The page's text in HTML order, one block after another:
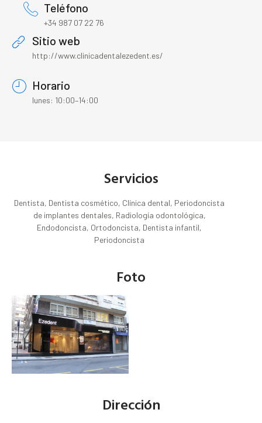
Teléfono
+34 987 07 22 76
Sitio web
http://www.clinicadentalezedent.es/
Horario
lunes: 10:00–14:00
Servicios
Dentista, Dentista cosmético, Clínica dental, Periodoncista
de implantes dentales, Radiología odontológica,
Endodoncista, Ortodoncista, Dentista infantil,
Periodoncista
Foto
Dirección